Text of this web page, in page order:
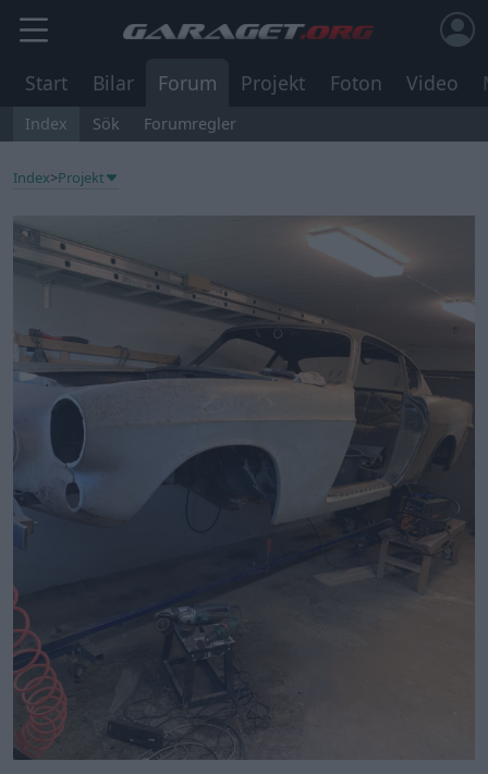
Start Bilar Forum Projekt Foton Video
Index Sök Forumregler
Index>Projekt